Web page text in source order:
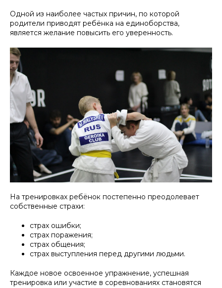
Одной из наиболее частых причин, по которой
родители приводят ребёнка на единоборства,
является желание повысить его уверенность.
На тренировках ребёнок постепенно преодолевает
собственные страхи:
страх ошибки;
страх поражения;
страх общения;
страх выступления перед другими людьми.
Каждое новое освоенное упражнение, успешная
тренировка или участие в соревнованиях становятся